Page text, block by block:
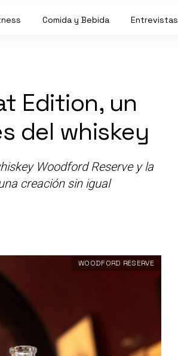
Comida y Bebida Entrevistas
Edition, un
del whiskey
Woodford Reserve y la
creación sin igual
WOODFORD RESERVE